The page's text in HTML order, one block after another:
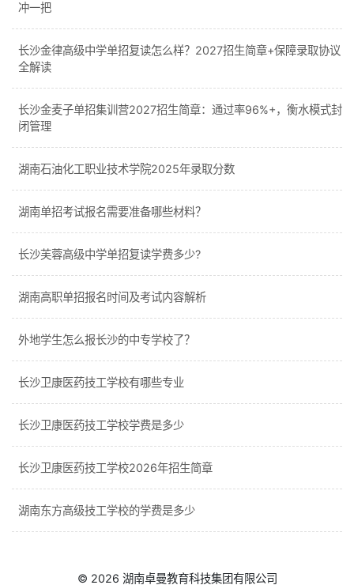
冲一把
长沙金律高级中学单招复读怎么样？2027招生简章+保障录取协议
全解读
长沙金麦子单招集训营2027招生简章：通过率96%+，衡水模式封
闭管理
湖南石油化工职业技术学院2025年录取分数
湖南单招考试报名需要准备哪些材料？
长沙芙蓉高级中学单招复读学费多少?
湖南高职单招报名时间及考试内容解析
外地学生怎么报长沙的中专学校了？
长沙卫康医药技工学校有哪些专业
长沙卫康医药技工学校学费是多少
长沙卫康医药技工学校2026年招生简章
湖南东方高级技工学校的学费是多少
© 2026 湖南卓曼教育科技集团有限公司